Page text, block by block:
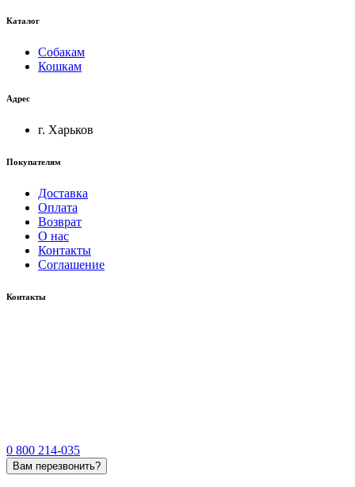
Каталог
Собакам
Кошкам
Адрес
г. Харьков
Покупателям
Доставка
Оплата
Возврат
О нас
Контакты
Соглашение
Контакты
0 800 214-035
Вам перезвонить?